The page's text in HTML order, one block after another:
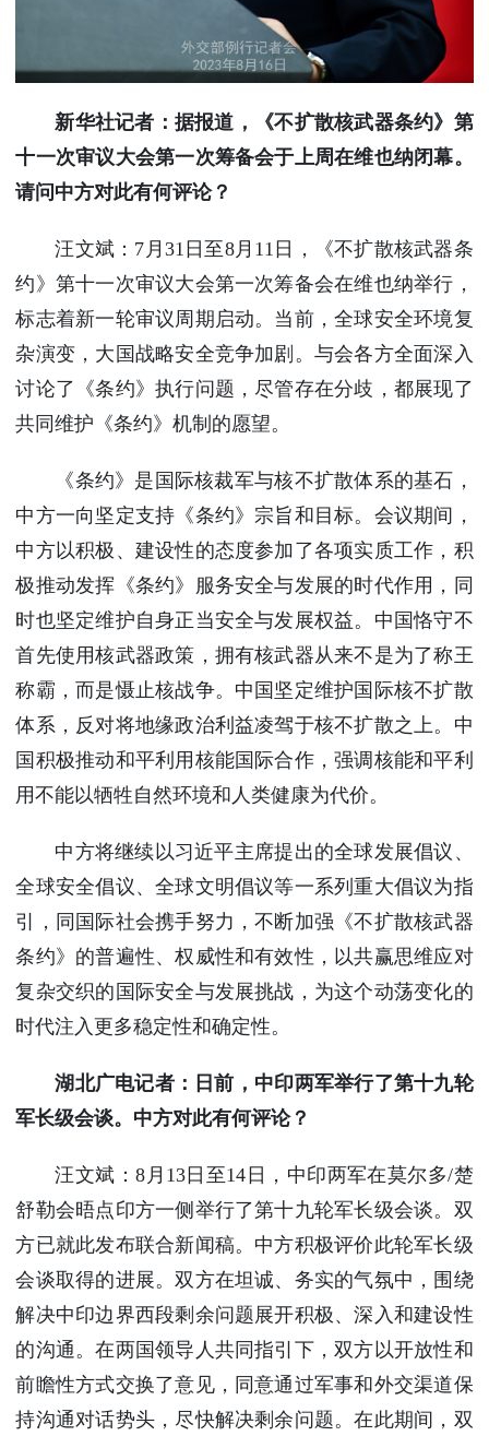
使馆掠
影
新华社记者：据报道，《不扩散核武器条约》第
十一次审议大会第一次筹备会于上周在维也纳闭幕。
请问中方对此有何评论？
汪文斌：7月31日至8月11日，《不扩散核武器条
约》第十一次审议大会第一次筹备会在维也纳举行，
标志着新一轮审议周期启动。当前，全球安全环境复
杂演变，大国战略安全竞争加剧。与会各方全面深入
讨论了《条约》执行问题，尽管存在分歧，都展现了
共同维护《条约》机制的愿望。
《条约》是国际核裁军与核不扩散体系的基石，
中方一向坚定支持《条约》宗旨和目标。会议期间，
中方以积极、建设性的态度参加了各项实质工作，积
极推动发挥《条约》服务安全与发展的时代作用，同
时也坚定维护自身正当安全与发展权益。中国恪守不
首先使用核武器政策，拥有核武器从来不是为了称王
称霸，而是慑止核战争。中国坚定维护国际核不扩散
体系，反对将地缘政治利益凌驾于核不扩散之上。中
国积极推动和平利用核能国际合作，强调核能和平利
用不能以牺牲自然环境和人类健康为代价。
中方将继续以习近平主席提出的全球发展倡议、
全球安全倡议、全球文明倡议等一系列重大倡议为指
引，同国际社会携手努力，不断加强《不扩散核武器
条约》的普遍性、权威性和有效性，以共赢思维应对
复杂交织的国际安全与发展挑战，为这个动荡变化的
时代注入更多稳定性和确定性。
湖北广电记者：日前，中印两军举行了第十九轮
军长级会谈。中方对此有何评论？
汪文斌：8月13日至14日，中印两军在莫尔多/楚
舒勒会晤点印方一侧举行了第十九轮军长级会谈。双
方已就此发布联合新闻稿。中方积极评价此轮军长级
会谈取得的进展。双方在坦诚、务实的气氛中，围绕
解决中印边界西段剩余问题展开积极、深入和建设性
的沟通。在两国领导人共同指引下，双方以开放性和
前瞻性方式交换了意见，同意通过军事和外交渠道保
持沟通对话势头，尽快解决剩余问题。在此期间，双